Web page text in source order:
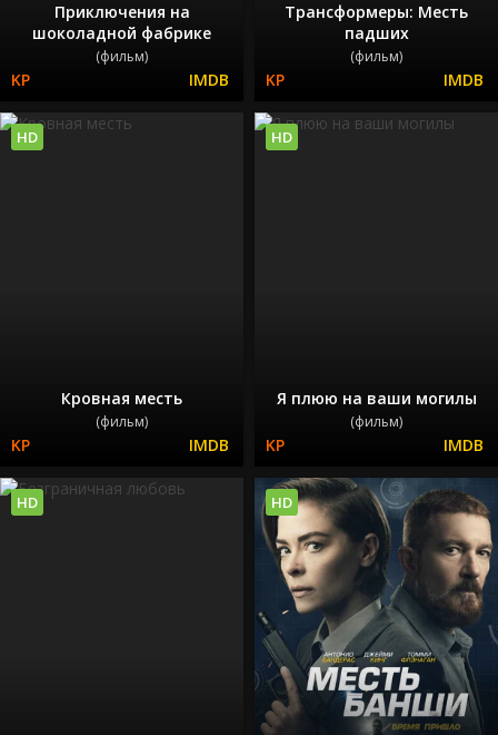
Приключения на
шоколадной фабрике
(фильм)
Трансформеры: Месть
падших
(фильм)
Кровная месть
(фильм)
HD
Я плюю на ваши могилы
(фильм)
HD
HD HD